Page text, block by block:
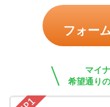
フォー
マイ
希望通り